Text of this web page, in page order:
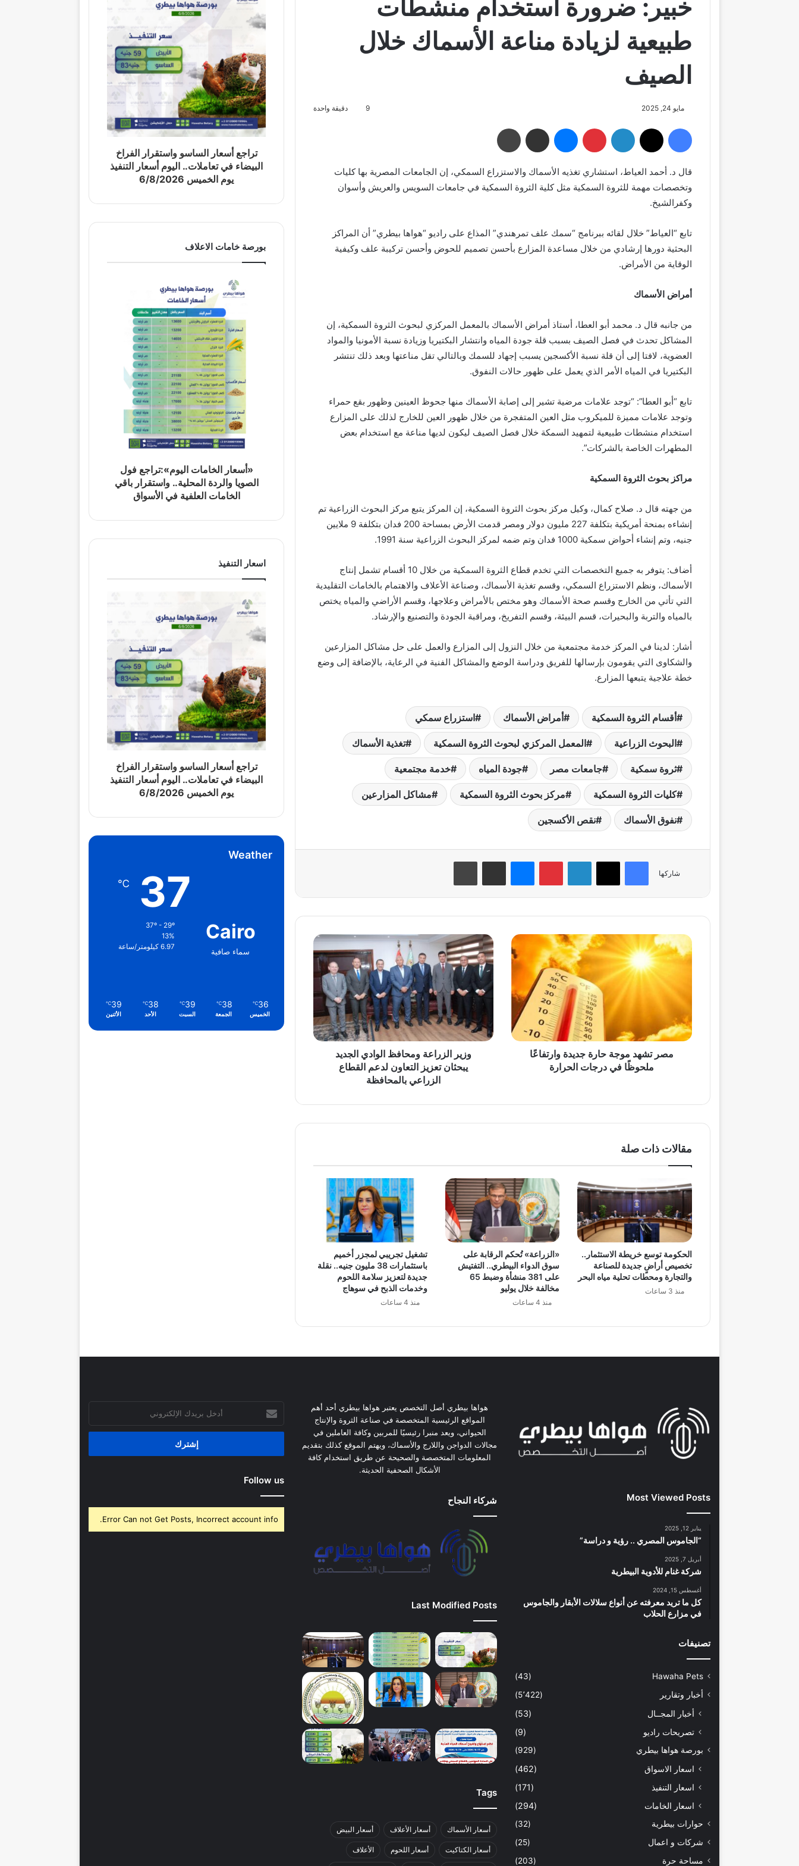
خبير: ضرورة استخدام منشطات
طبيعية لزيادة مناعة الأسماك خلال
الصيف
مايو 24, 2025 9 دقيقة واحدة
فيسبوك لينكدإن بينتيريست ماسنجر مشاركة عبر البريد
قال د. أحمد العياط، استشاري تغذيه الأسماك والاستزراع السمكي، إن الجامعات المصرية بها كليات
وتخصصات مهمة للثروة السمكية مثل كلية الثروة السمكية في جامعات السويس والعريش وأسوان
وكفرالشيخ.
تابع “العياط” خلال لقائه ببرنامج “سمك علف تمرهندي” المذاع على راديو “هواها بيطري” أن المراكز
البحثية دورها إرشادي من خلال مساعدة المزارع بأحسن تصميم للحوض وأحسن تركيبة علف وكيفية
الوقاية من الأمراض.
أمراض الأسماك
من جانبه قال د. محمد أبو العطا، أستاذ أمراض الأسماك بالمعمل المركزي لبحوث الثروة السمكية، إن
المشاكل تحدث في فصل الصيف بسبب قلة جودة المياه وانتشار البكتيريا وزيادة نسبة الأمونيا والمواد
العضوية، لافتا إلى أن قلة نسبة الأكسجين يسبب إجهاد للسمك وبالتالي تقل مناعتها وبعد ذلك تنتشر
البكتيريا في المياه الأمر الذي يعمل على ظهور حالات النفوق.
تابع “أبو العطا”: “توجد علامات مرضية تشير إلى إصابة الأسماك منها جحوظ العينين وظهور بقع حمراء
وتوجد علامات مميزة للميكروب مثل العين المتفجرة من خلال ظهور العين للخارج لذلك على المزارع
استخدام منشطات طبيعية لتمهيد السمكة خلال فصل الصيف ليكون لديها مناعة مع استخدام بعض
المطهرات الخاصة بالشركات”.
مراكز بحوث الثروة السمكية
من جهته قال د. صلاح كمال، وكيل مركز بحوث الثروة السمكية، إن المركز يتبع مركز البحوث الزراعية تم
إنشاءه بمنحة أمريكية بتكلفة 227 مليون دولار ومصر قدمت الأرض بمساحة 200 فدان بتكلفة 9 ملايين
جنيه، وتم إنشاء أحواض سمكية 1000 فدان وتم ضمه لمركز البحوث الزراعية سنة 1991.
أضاف: يتوفر به جميع التخصصات التي تخدم قطاع الثروة السمكية من خلال 10 أقسام تشمل إنتاج
الأسماك، ونظم الاستزراع السمكي، وقسم تغذية الأسماك، وصناعة الأعلاف والاهتمام بالخامات التقليدية
التي تأتي من الخارج وقسم صحة الأسماك وهو مختص بالأمراض وعلاجها، وقسم الأراضي والمياه يختص
بالمياه والتربة والبحيرات، قسم البيئة، وقسم التفريخ، ومراقبة الجودة والتصنيع والإرشاد.
أشار: لدينا في المركز خدمة مجتمعية من خلال النزول إلى المزارع والعمل على حل مشاكل المزارعين
والشكاوى التي يقومون بإرسالها للفريق ودراسة الوضع والمشاكل الفنية في الرعاية، بالإضافة إلى وضع
خطة علاجية يتبعها المزارع.
أقسام الثروة السمكية أمراض الأسماك استزراع سمكي
البحوث الزراعية المعمل المركزي لبحوث الثروة السمكية تغذية الأسماك
ثروة سمكية جامعات مصر جودة المياه خدمة مجتمعية
كليات الثروة السمكية مركز بحوث الثروة السمكية مشاكل المزارعين
نفوق الأسماك نقص الأكسجين
شاركها
فيسبوك ‫X لينكدإن بينتيريستماسنجر مشاركة عبر البريد طباعة
مصر
تشهد
وارتفاعًا
ملحوظًا
في
درجات
الحرارةمصر تشهد موجة حارة جديدة وارتفاعًا
ملحوظًا في درجات الحرارة
وزير
الزراعة
ومحافظ
الوادي
الجديد
يبحثان
تعزيز
التعاون
لدعم
وزير الزراعة ومحافظ الوادي الجديد
يبحثان تعزيز التعاون لدعم القطاع
الزراعي بالمحافظة
مقالات ذات صلة
الحكومة توسع خريطة الاستثمار..
تخصيص أراضٍ جديدة للصناعة
والتجارة ومحطات تحلية مياه البحر
منذ 3 ساعات
«الزراعة» تُحكم الرقابة على
سوق الدواء البيطري.. التفتيش
على 381 منشأة وضبط 65
مخالفة خلال يوليو
منذ 4 ساعات
تشغيل تجريبي لمجزر أخميم
باستثمارات 38 مليون جنيه.. نقلة
جديدة لتعزيز سلامة اللحوم
وخدمات الذبح في سوهاج
منذ 4 ساعات
تراجع أسعار الساسو واستقرار الفراخ
البيضاء في تعاملات.. اليوم أسعار التنفيذ
يوم الخميس 6/8/2026
بورصة خامات الاعلاف
«أسعار الخامات اليوم»:تراجع فول
الصويا والردة المحلية.. واستقرار باقي
الخامات العلفية في الأسواق
اسعار التنفيذ
تراجع أسعار الساسو واستقرار الفراخ
البيضاء في تعاملات.. اليوم أسعار التنفيذ
يوم الخميس 6/8/2026
Weather
Cairo
سماء صافية
37
℃
37º - 29º
13%
6.97 كيلومتر/ساعة
36
℃
الخميس
38
℃
الجمعة
39
℃
السبت
38
℃
الأحد
39
℃
الأثنين
Most Viewed Posts
يناير 12, 2025
“الجاموس المصري .. رؤية و دراسة”
أبريل 7, 2025
شركة غنام للأدوية البيطرية
أغسطس 15, 2024
كل ما تريد معرفته عن أنواع سلالات الأبقار والجاموس
في مزارع الحلاب
تصنيفات
Hawaha Pets
(43)
أخبار وتقارير
(5٬422)
أخبار المجــال
(53)
تصريحات راديو
(9)
بورصة هواها بيطري (929)
اسعار الاسواق
(462)
اسعار التنفيذ
(171)
اسعار الخامات
(294)
حوارات بيطرية
(32)
شركات و اعمال
(25)
مساحة حرة
(203)
هواها بيطري أصل التخصص يعتبر هواها بيطري أحد أهم
المواقع الرئيسية المتخصصة في صناعة الثروة والإنتاج
الحيواني، ويعد منبرا رئيسيًا للمربين وكافة العاملين في
مجالات الدواجن واللارج والأسماك، ويهتم الموقع كذلك بتقديم
المعلومات المتخصصة والصحيحة عن طريق استخدام كافة
الأشكال الصحفية الحديثة.
شركاء النجاح
Last Modified Posts
Tags
أسعار الأسماك أسعار الأعلاف أسعار البيض
أسعار الكتاكيت أسعار اللحوم الأعلاف
بريدك
الإلكتروني
Follow us
Error Can not Get Posts, Incorrect account info.